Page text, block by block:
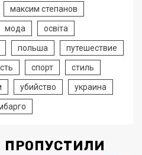
максим степанов
мода освіта
польша путешествие
спорт стиль
убийство украина